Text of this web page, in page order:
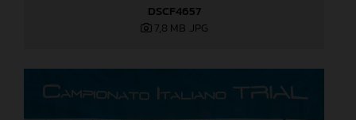
DSCF4657
7,8 MB .JPG